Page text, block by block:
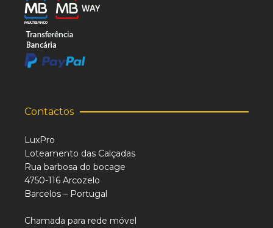
Contactos
LuxPro
Loteamento das Calçadas
Rua barbosa do bocage
4750-116 Arcozelo
Barcelos – Portugal
Chamada para rede móvel